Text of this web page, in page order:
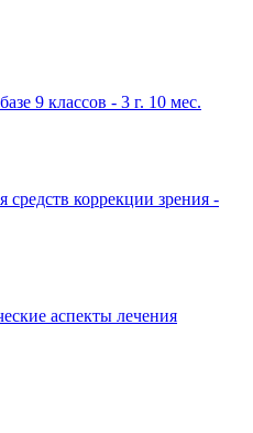
9 классов - 3 г. 10 мес.
средств коррекции зрения -
аспекты лечения